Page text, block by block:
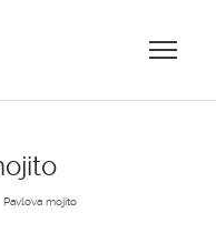
Pavlova mojito